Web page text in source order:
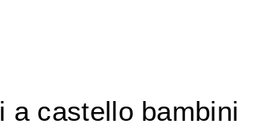
a castello bambini